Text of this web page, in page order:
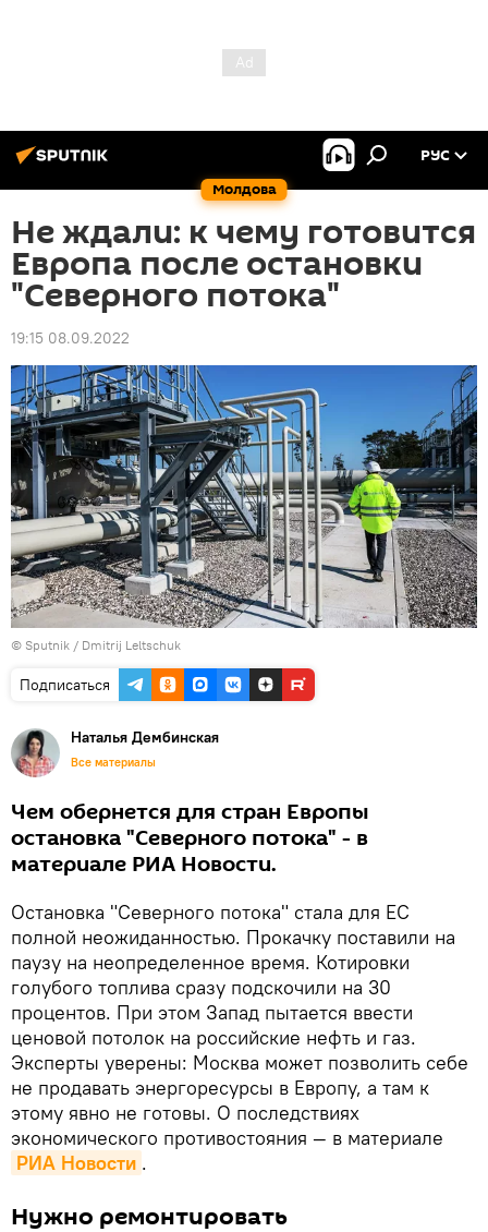
Молдова
РУС
Не ждали: к чему готовится
Европа после остановки
"Северного потока"
19:15 08.09.2022
© Sputnik / Dmitrij Leltschuk
Подписаться
Наталья Дембинская
Все материалы
Чем обернется для стран Европы
остановка "Северного потока" - в
материале РИА Новости.
Остановка "Северного потока" стала для ЕС
полной неожиданностью. Прокачку поставили на
паузу на неопределенное время. Котировки
голубого топлива сразу подскочили на 30
процентов. При этом Запад пытается ввести
ценовой потолок на российские нефть и газ.
Эксперты уверены: Москва может позволить себе
не продавать энергоресурсы в Европу, а там к
этому явно не готовы. О последствиях
экономического противостояния — в материале
РИА Новости .
Нужно ремонтировать